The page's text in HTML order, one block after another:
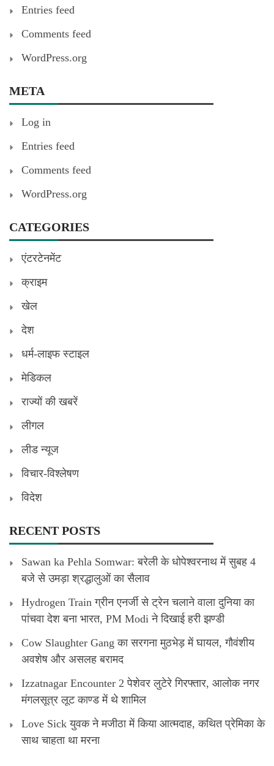
Entries feed
Comments feed
WordPress.org
META
Log in
Entries feed
Comments feed
WordPress.org
CATEGORIES
एंटरटेनमेंट
क्राइम
खेल
देश
धर्म-लाइफ स्टाइल
मेडिकल
राज्यों की खबरें
लीगल
लीड न्यूज
विचार-विश्लेषण
विदेश
RECENT POSTS
Sawan ka Pehla Somwar: बरेली के धोपेश्वरनाथ में सुबह 4
बजे से उमड़ा श्रद्धालुओं का सैलाव
Hydrogen Train ग्रीन एनर्जी से ट्रेन चलाने वाला दुनिया का
पांचवा देश बना भारत, PM Modi ने दिखाई हरी झण्डी
Cow Slaughter Gang का सरगना मुठभेड़ में घायल, गौवंशीय
अवशेष और असलह बरामद
Izzatnagar Encounter 2 पेशेवर लुटेरे गिरफ्तार, आलोक नगर
मंगलसूत्र लूट काण्‍ड में थे शामिल
Love Sick युवक ने मजीठा में किया आत्मदाह, कथित प्रेमिका के
साथ चाहता था मरना